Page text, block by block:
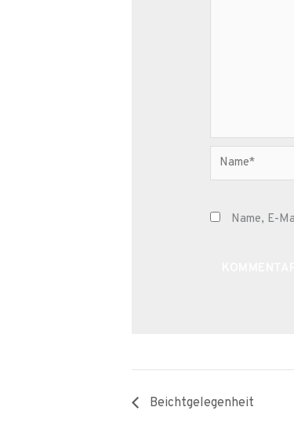
Name*
Name, E-
Beichtgelegenheit